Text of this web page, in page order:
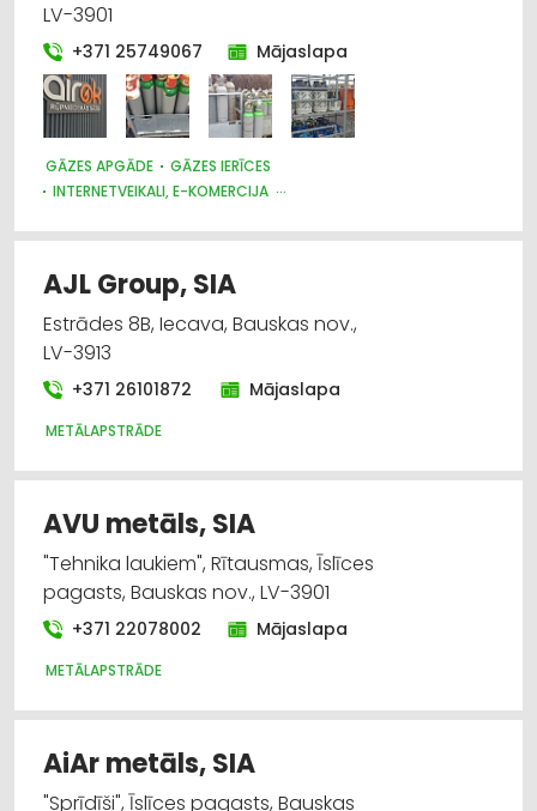
LV-3901
+371 25749067 Mājaslapa
GĀZES APGĀDE
GĀZES IERĪCES
INTERNETVEIKALI, E-KOMERCIJA
UN APAVI; TIRDZNIECĪBA
AJL Group, SIA
Estrādes 8B, Iecava, Bauskas nov.,
LV-3913
+371 26101872 Mājaslapa
METĀLAPSTRĀDE
AVU metāls, SIA
"Tehnika laukiem", Rītausmas, Īslīces
pagasts, Bauskas nov., LV-3901
+371 22078002 Mājaslapa
METĀLAPSTRĀDE
AiAr metāls, SIA
"Sprīdīši", Īslīces pagasts, Bauskas